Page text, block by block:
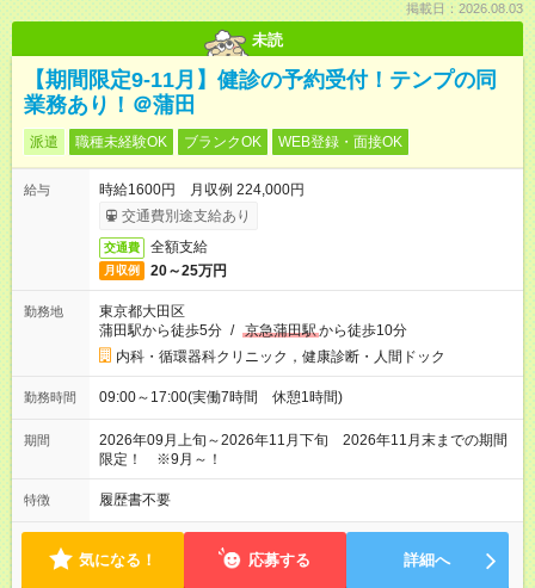
掲載日：2026.08.03
未読
【期間限定9-11月】健診の予約受付！テンプの同
業務あり！＠蒲田
派遣 職種未経験OK ブランクOK WEB登録・面接OK
給与
時給1600円 月収例 224,000円
交通費別途支給あり
交通費 全額支給
月収例 20～25万円
勤務地
東京都大田区
蒲田駅から徒歩5分 / 京急蒲田駅から徒歩10分
内科・循環器科クリニック，健康診断・人間ドック
勤務時間 09:00～17:00(実働7時間 休憩1時間)
期間
2026年09月上旬～2026年11月下旬 2026年11月末までの期間
限定！ ※9月～！
特徴 履歴書不要
気になる！ 応募する 詳細へ